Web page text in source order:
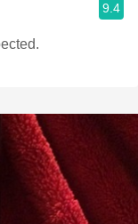
9.4